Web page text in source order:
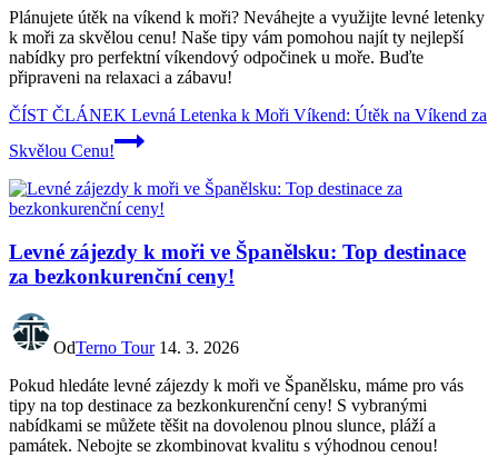
Plánujete útěk na víkend k moři? Neváhejte a využijte levné letenky
k moři za skvělou cenu! Naše tipy vám pomohou najít ty nejlepší
nabídky pro perfektní víkendový odpočinek u moře. Buďte
připraveni na relaxaci a zábavu!
ČÍST ČLÁNEK Levná Letenka k Moři Víkend: Útěk na Víkend za
Skvělou Cenu!
Levné zájezdy k moři ve Španělsku: Top destinace
za bezkonkurenční ceny!
OdTerno Tour 14. 3. 2026
Pokud hledáte levné zájezdy k moři ve Španělsku, máme pro vás
tipy na top destinace za bezkonkurenční ceny! S vybranými
nabídkami se můžete těšit na dovolenou plnou slunce, pláží a
památek. Nebojte se zkombinovat kvalitu s výhodnou cenou!